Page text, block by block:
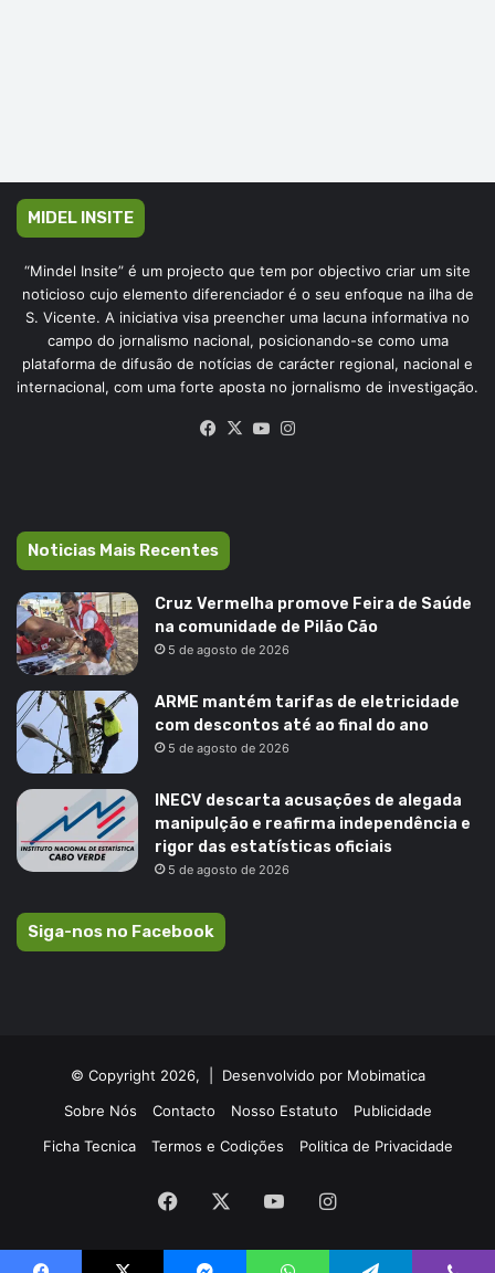
MIDEL INSITE
“Mindel Insite” é um projecto que tem por objectivo criar um site
noticioso cujo elemento diferenciador é o seu enfoque na ilha de
S. Vicente. A iniciativa visa preencher uma lacuna informativa no
campo do jornalismo nacional, posicionando-se como uma
plataforma de difusão de notícias de carácter regional, nacional e
internacional, com uma forte aposta no jornalismo de investigação.
Facebook
X YouTube
Noticias Mais Recentes
Cruz Vermelha promove Feira de Saúde
na comunidade de Pilão Cão
5 de agosto de 2026
ARME mantém tarifas de eletricidade
com descontos até ao final do ano
5 de agosto de 2026
INECV descarta acusações de alegada
manipulção e reafirma independência e
rigor das estatísticas oficiais
5 de agosto de 2026
Siga-nos no Facebook
© Copyright 2026, | Desenvolvido por Mobimatica
Sobre Nós
Contacto Nosso Estatuto
Publicidade
Ficha Tecnica
Termos e Codições Politica de Privacidade
Facebook YouTubeInstagram